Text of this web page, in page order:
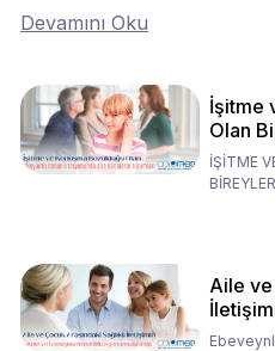
Devamını Oku
İşitme
Olan
İŞİTME
Aile ve